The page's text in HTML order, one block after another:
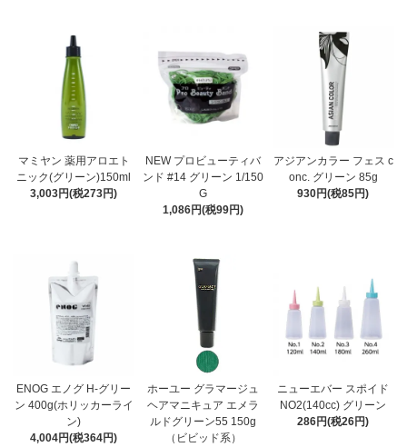
マミヤン 薬用アロエト
ニック(グリーン)150ml
3,003円(税273円)
NEW プロビューティバ
ンド #14 グリーン 1/150
G
1,086円(税99円)
アジアンカラー フェス c
onc. グリーン 85g
930円(税85円)
ENOG エノグ H-グリー
ン 400g(ホリッカーライ
ン)
4,004円(税364円)
ホーユー グラマージュ
ヘアマニキュア エメラ
ルドグリーン55 150g
（ビビッド系）
ニューエバー スポイド
NO2(140cc) グリーン
286円(税26円)